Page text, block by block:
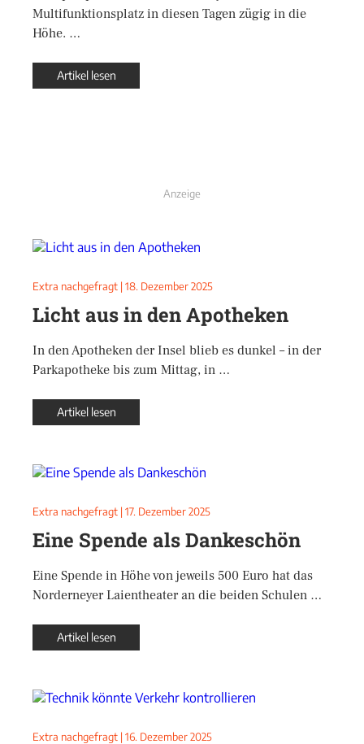
Multifunktionsplatz in diesen Tagen zügig in die
Höhe. …
Artikel lesen
Anzeige
Extra nachgefragt | 18. Dezember 2025
Licht aus in den Apotheken
In den Apotheken der Insel blieb es dunkel – in der
Parkapotheke bis zum Mittag, in …
Artikel lesen
Extra nachgefragt | 17. Dezember 2025
Eine Spende als Dankeschön
Eine Spende in Höhe von jeweils 500 Euro hat das
Norderneyer Laientheater an die beiden Schulen …
Artikel lesen
Extra nachgefragt | 16. Dezember 2025